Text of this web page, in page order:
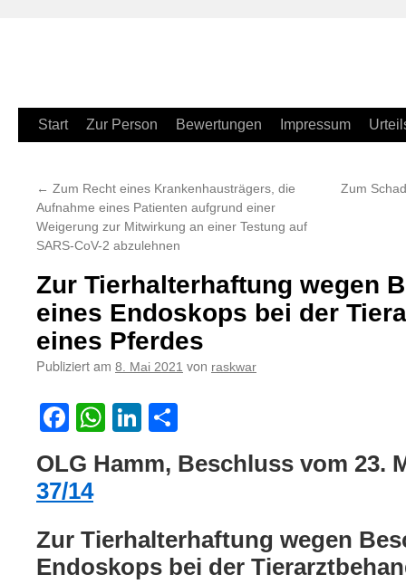
Zum
springen
Start Zur Person Bewertungen Impressum
← Zum Recht eines Krankenhausträgers, die
Aufnahme eines Patienten aufgrund einer
Weigerung zur Mitwirkung an einer Testung auf
SARS-CoV-2 abzulehnen
Zum
Zur Tierhalterhaftung wegen
eines Endoskops bei der
eines Pferdes
Publiziert am 8. Mai 2021 von raskwar
Facebook
WhatsApp
LinkedIn
OLG Hamm, Beschluss vom 23.
37/14
Zur Tierhalterhaftung wegen
Endoskops bei der